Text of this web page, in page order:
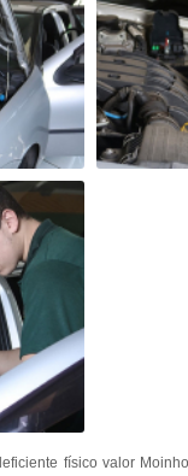
físico valor